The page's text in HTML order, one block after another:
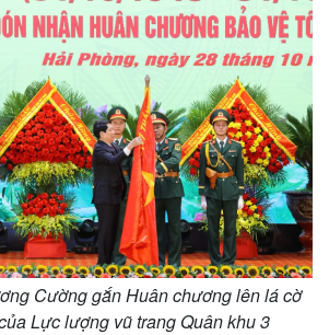
Cường gắn Huân chương lên lá cờ
Lực lượng vũ trang Quân khu 3